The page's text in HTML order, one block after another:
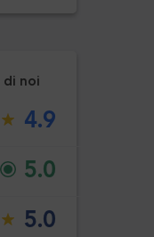
di noi
4.9
5.0
5.0